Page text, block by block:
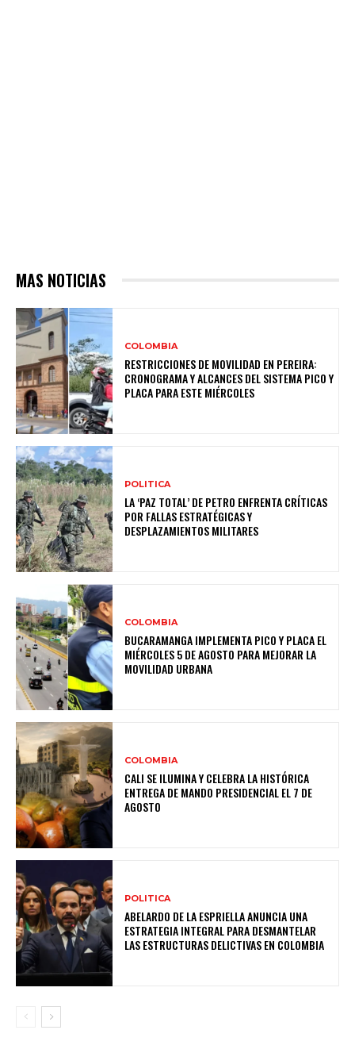
MAS NOTICIAS
COLOMBIA
RESTRICCIONES DE MOVILIDAD EN PEREIRA:
CRONOGRAMA Y ALCANCES DEL SISTEMA PICO Y
PLACA PARA ESTE MIÉRCOLES
POLITICA
LA ‘PAZ TOTAL’ DE PETRO ENFRENTA CRÍTICAS
POR FALLAS ESTRATÉGICAS Y
DESPLAZAMIENTOS MILITARES
COLOMBIA
BUCARAMANGA IMPLEMENTA PICO Y PLACA EL
MIÉRCOLES 5 DE AGOSTO PARA MEJORAR LA
MOVILIDAD URBANA
COLOMBIA
CALI SE ILUMINA Y CELEBRA LA HISTÓRICA
ENTREGA DE MANDO PRESIDENCIAL EL 7 DE
AGOSTO
POLITICA
ABELARDO DE LA ESPRIELLA ANUNCIA UNA
ESTRATEGIA INTEGRAL PARA DESMANTELAR
LAS ESTRUCTURAS DELICTIVAS EN COLOMBIA